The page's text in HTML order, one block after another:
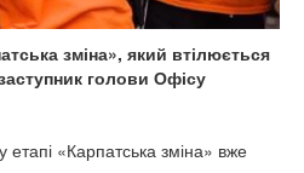
зміна», який втілюється
голови Офісу
«Карпатська зміна» вже